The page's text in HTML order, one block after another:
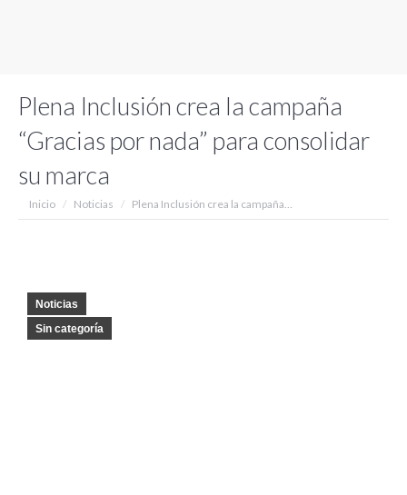
Plena Inclusión crea la campaña
“Gracias por nada” para consolidar
su marca
Estás aquí:
Inicio Noticias Plena Inclusión crea la campaña…
Noticias
Sin categoría